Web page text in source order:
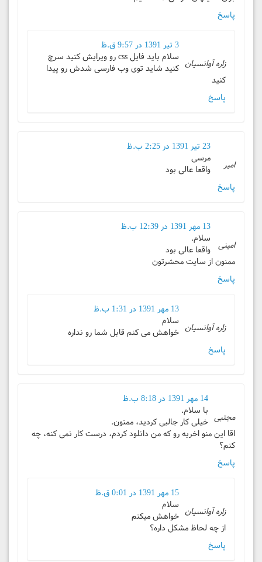
پاسخ
زاره آوانسیان
3 تیر 1391 در 9:57 ق.ظ
سلام باید فایل css رو ویرایش کنید سرچ
کنید شاید توی وب فارسی شدش رو پیدا
کنید
پاسخ
امیر
23 تیر 1391 در 2:25 ب.ظ
مرسی
واقعا عالی بود
پاسخ
امینی
13 مهر 1391 در 12:39 ب.ظ
سلام.
واقعا عالی بود
ممنون از سایت محشرتون
پاسخ
زاره آوانسیان
13 مهر 1391 در 1:31 ب.ظ
سلام
خواهش می کنم قابل شما رو نداره
پاسخ
مجتبی
14 مهر 1391 در 8:18 ب.ظ
با سلام.
خیلی کار جالبی کردید، ممنون.
اقا این منو اخریه رو که من دانلود کردم، درست کار نمی کنه، چه
کنم؟
پاسخ
زاره آوانسیان
15 مهر 1391 در 0:01 ق.ظ
سلام
خواهش میکنم
از چه لحاظ مشکل داره؟
پاسخ